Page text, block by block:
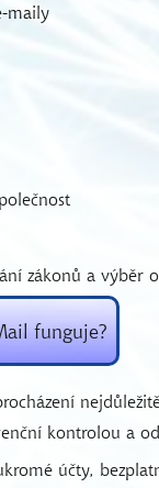
maily
zákonů a výběr
funguje?
kontrolou a
účty,